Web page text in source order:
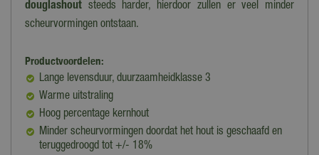
douglashout steeds harder, hierdoor zullen er veel minder
scheurvormingen ontstaan.
Productvoordelen:
Lange levensduur, duurzaamheidklasse 3
Warme uitstraling
Hoog percentage kernhout
Minder scheurvormingen doordat het hout is geschaafd en
teruggedroogd tot +/- 18%